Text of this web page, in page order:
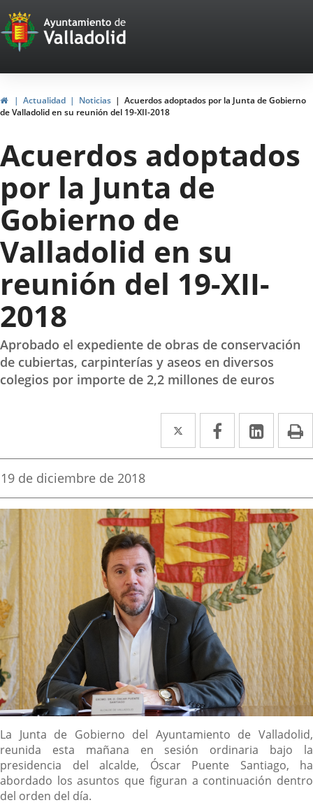
Portal
Web
del
Ayuntamiento
de
Valladolid
InicioActualidad Noticias
Acuerdos adoptados por la Junta de Gobierno
de Valladolid en su reunión del 19-XII-2018
Acuerdos adoptados
por la Junta de
Gobierno de
Valladolid en su
reunión del 19-XII-
2018
Aprobado el expediente de obras de conservación
de cubiertas, carpinterías y aseos en diversos
colegios por importe de 2,2 millones de euros
Twitter
Enlace
a
aplicación
externa.
Facebook
Enlace
a
aplicación
externa.
Enlace
a
Fecha
la
noticia
19 de diciembre de 2018
Descripción
La Junta de Gobierno del Ayuntamiento de Valladolid,
reunida esta mañana en sesión ordinaria bajo la
presidencia del alcalde, Óscar Puente Santiago, ha
abordado los asuntos que figuran a continuación dentro
del orden del día.